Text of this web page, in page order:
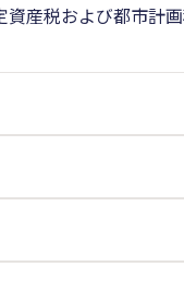
産税および都市計